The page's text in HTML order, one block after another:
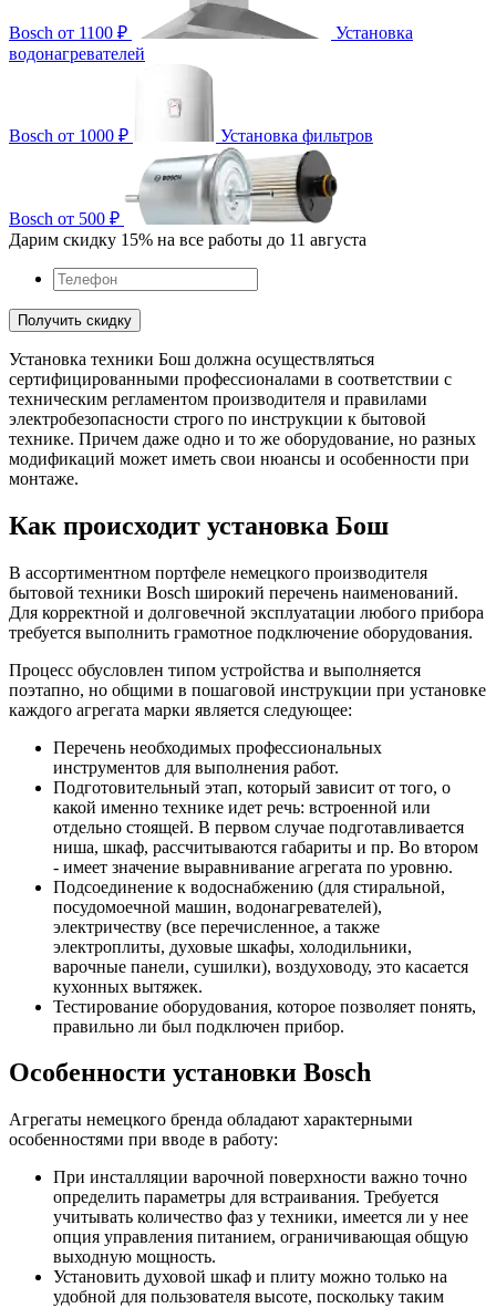
Bosch от 1100 ₽
Установка
водонагревателей
Bosch от 1000 ₽ Установка фильтров
Bosch от 500 ₽
Дарим скидку 15% на все работы до 11 августа
Установка техники Бош должна осуществляться
сертифицированными профессионалами в соответствии с
техническим регламентом производителя и правилами
электробезопасности строго по инструкции к бытовой
технике. Причем даже одно и то же оборудование, но разных
модификаций может иметь свои нюансы и особенности при
монтаже.
Как происходит установка Бош
В ассортиментном портфеле немецкого производителя
бытовой техники Bosch широкий перечень наименований.
Для корректной и долговечной эксплуатации любого прибора
требуется выполнить грамотное подключение оборудования.
Процесс обусловлен типом устройства и выполняется
поэтапно, но общими в пошаговой инструкции при установке
каждого агрегата марки является следующее:
Перечень необходимых профессиональных
инструментов для выполнения работ.
Подготовительный этап, который зависит от того, о
какой именно технике идет речь: встроенной или
отдельно стоящей. В первом случае подготавливается
ниша, шкаф, рассчитываются габариты и пр. Во втором
- имеет значение выравнивание агрегата по уровню.
Подсоединение к водоснабжению (для стиральной,
посудомоечной машин, водонагревателей),
электричеству (все перечисленное, а также
электроплиты, духовые шкафы, холодильники,
варочные панели, сушилки), воздуховоду, это касается
кухонных вытяжек.
Тестирование оборудования, которое позволяет понять,
правильно ли был подключен прибор.
Особенности установки Bosch
Агрегаты немецкого бренда обладают характерными
особенностями при вводе в работу:
При инсталляции варочной поверхности важно точно
определить параметры для встраивания. Требуется
учитывать количество фаз у техники, имеется ли у нее
опция управления питанием, ограничивающая общую
выходную мощность.
Установить духовой шкаф и плиту можно только на
удобной для пользователя высоте, поскольку таким